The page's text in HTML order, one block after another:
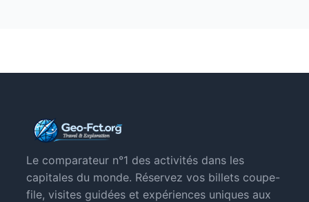
Le comparateur n°1 des activités dans les
capitales du monde. Réservez vos billets coupe-
file, visites guidées et expériences uniques aux